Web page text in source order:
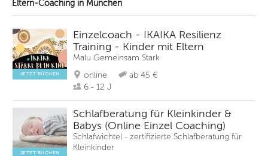
Eltern-Coaching in München
JETZT BUCHEN
Einzelcoach - IKAIKA Resilienz
Training - Kinder mit Eltern
Malu Gemeinsam Stark
online
ab 45 €
6 - 12 J
JETZT BUCHEN
Schlafberatung für Kleinkinder &
Babys (Online Einzel Coaching)
Schlafwichtel - zertifizierte Schlafberatung für
Kleinkinder